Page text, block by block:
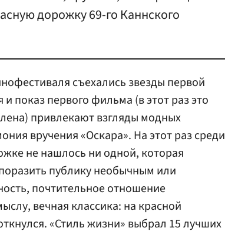
дорожку 69-го Каннского
съехались звезды первой
показ первого фильма (в этот раз это
привлекают взгляды модных
вручения «Оскара». На этот раз среди
не нашлось ни одной, которая
публику необычным или
почтительное отношение
вечная классика: на красной
«Стиль жизни» выбрал 15 лучших